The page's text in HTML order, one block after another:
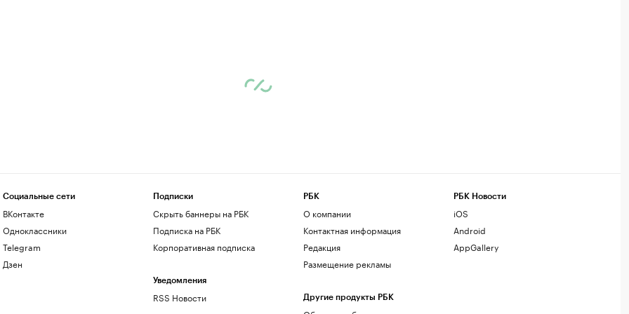
Социальные сети
ВКонтакте
Одноклассники
Telegram
Дзен
Подписки
Скрыть баннеры на РБК
Подписка на РБК
Корпоративная подписка
Уведомления
RSS Новости
РБК
О компании
Контактная информация
Редакция
Размещение рекламы
Другие продукты РБК
РБК Новости
iOS
Android
AppGallery